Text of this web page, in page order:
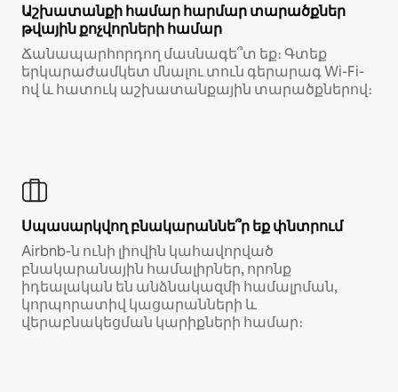
Աշխատանքի համար հարմար տարածքներ
թվային քոչվորների համար
Ճանապարհորդող մասնագե՞տ եք։ Գտեք
երկարաժամկետ մնալու տուն գերարագ Wi-Fi-
ով և հատուկ աշխատանքային տարածքներով։
Սպասարկվող բնակարաննե՞ր եք փնտրում
Airbnb-ն ունի լիովին կահավորված
բնակարանային համալիրներ, որոնք
իդեալական են անձնակազմի համալրման,
կորպորատիվ կացարանների և
վերաբնակեցման կարիքների համար։